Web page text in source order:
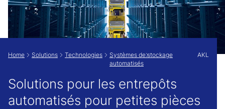
Home Solutions Technologies
Systèmes de stockage
automatisés
AKL
Solutions pour les entrepôts
automatisés pour petites pièces